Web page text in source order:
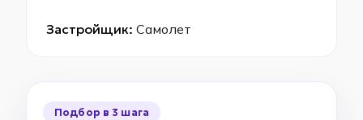
Застройщик: Самолет
Подбор в 3 шага